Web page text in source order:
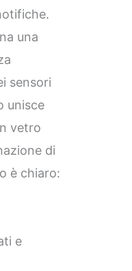
una
sensori
unisce
vetro
di
è chiaro:
e